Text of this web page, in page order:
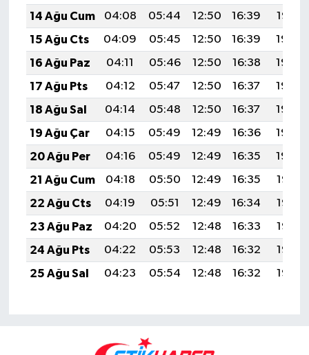
14 Ağu Cum
04:08 05:44 12:50 16:39
19:47
15 Ağu Cts
04:09 05:45 12:50 16:39
19:46
16 Ağu Paz
04:11 05:46 12:50 16:38
19:45
17 Ağu Pts
04:12 05:47 12:50 16:37
19:43
18 Ağu Sal
04:14 05:48 12:50 16:37
19:42
19 Ağu Çar
04:15 05:49 12:49 16:36
19:40
20 Ağu Per
04:16 05:49 12:49 16:35
19:39
21 Ağu Cum
04:18 05:50 12:49 16:35
19:37
22 Ağu Cts
04:19 05:51 12:49 16:34
19:36
23 Ağu Paz
04:20 05:52 12:48 16:33
19:35
24 Ağu Pts
04:22 05:53 12:48 16:32
19:33
25 Ağu Sal
04:23 05:54 12:48 16:32 19:32